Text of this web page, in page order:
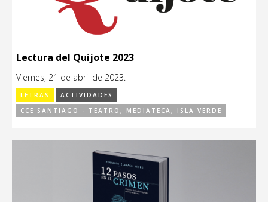
Lectura del Quijote 2023
Viernes, 21 de abril de 2023.
LETRAS
ACTIVIDADES
CCE SANTIAGO - TEATRO, MEDIATECA, ISLA VERDE